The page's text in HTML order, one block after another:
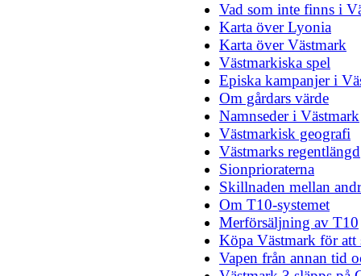
Vad som inte finns i
Karta över Lyonia
Karta över Västmark
Västmarkiska spel
Episka kampanjer i
Om gårdars värde
Namnseder i Västmark
Västmarkisk geografi
Västmarks regentlängd
Sionprioraterna
Skillnaden mellan
Om T10-systemet
Merförsäljning av T10
Köpa Västmark för att
Vapen från annan tid